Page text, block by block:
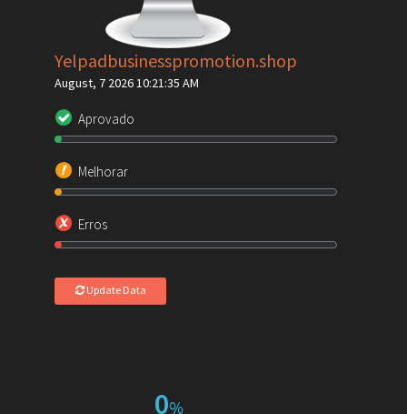
Yelpadbusinesspromotion.shop
August, 7 2026 10:21:35 AM
Aprovado
Melhorar
Erros
Update Data
0%